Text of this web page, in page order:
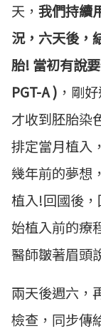
天， 我們持續
況，六天後，
胎! 當初有說
PGT-A ) ，剛
才收到胚胎染
排定當月植入
幾年前的夢想
植入!回國後
始植入前的療
醫師皺著眉頭
兩天後週六，
檢查，同步傳